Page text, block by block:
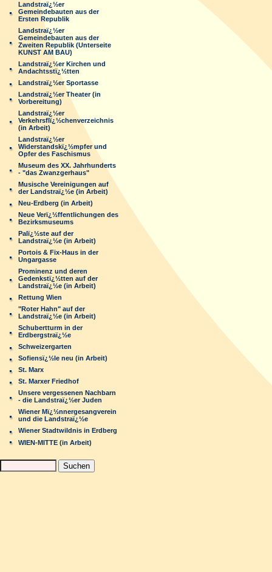
Landstraï¿½er
Gemeindebauten aus der
Ersten Republik
Landstraï¿½er
Gemeindebauten aus der
Zweiten Republik (Unterseite
KUNST AM BAU)
Landstraï¿½er Kirchen und
Andachtsstï¿½tten
Landstraï¿½er Sportasse
Landstraï¿½er Theater (in
Vorbereitung)
Landstraï¿½er
Verkehrsflï¿½chenverzeichnis
(in Arbeit)
Landstraï¿½er
Widerstandskï¿½mpfer und
Opfer des Faschismus
Museum des XX. Jahrhunderts
- "das Zwanzgerhaus"
Musische Vereinigungen auf
der Landstraï¿½e (in Arbeit)
Neu-Erdberg (in Arbeit)
Neue Verï¿½ffentlichungen des
Bezirksmuseums
Palï¿½ste auf der
Landstraï¿½e (in Arbeit)
Portois & Fix-Haus in der
Ungargasse
Prominenz und deren
Gedenkstï¿½tten auf der
Landstraï¿½e (in Arbeit)
Rettung Wien
"Roter Hahn" auf der
Landstraï¿½e (in Arbeit)
Schubertturm in der
Erdbergstraï¿½e
Schweizergarten
Sofiensï¿½le neu (in Arbeit)
St. Marx
St. Marxer Friedhof
Unsere vergessenen Nachbarn
- die Landstraï¿½er Juden
Wiener Mï¿½nnergesangverein
und die Landstraï¿½e
Wiener Stadtwildnis in Erdberg
WIEN-MITTE (in Arbeit)